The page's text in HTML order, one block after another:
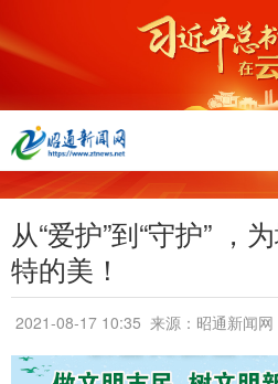
从“爱护”到“守护” ，
特的美！
2021-08-17 10:35 来源：昭通新闻网